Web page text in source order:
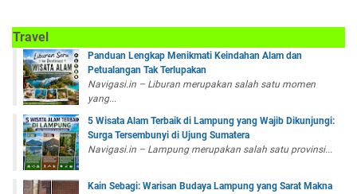
Travel
Panduan Lengkap Menikmati Keindahan Alam dan
Petualangan Tak Terlupakan
Navigasi.in – Liburan merupakan salah satu momen
yang...
5 Wisata Alam Terbaik di Lampung yang Wajib Dikunjungi:
Surga Tersembunyi di Ujung Sumatera
Navigasi.in – Lampung merupakan salah satu provinsi...
Kain Sebagi: Warisan Budaya Lampung yang Sarat Makna